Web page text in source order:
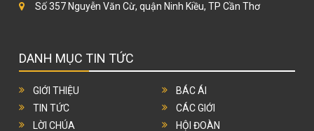
Số 357 Nguyễn Văn Cừ, quận Ninh Kiều, TP Cần Thơ
DANH MỤC TIN TỨC
GIỚI THIỆU
TIN TỨC
LỜI CHÚA
BÁC ÁI
CÁC GIỚI
HỘI ĐOÀN